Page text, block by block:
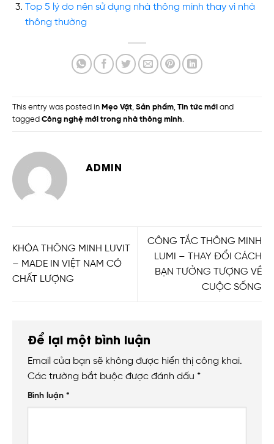
Top 5 lý do nên sử dụng nhà thông minh thay vì nhà
thông thường
This entry was posted in Mẹo Vặt, Sản phẩm, Tin tức mới and
tagged Công nghệ mới trong nhà thông minh.
ADMIN
KHÓA THÔNG MINH LUVIT
– MADE IN VIỆT NAM CÓ
CHẤT LƯỢNG
CÔNG TẮC THÔNG MINH
LUMI – THAY ĐỔI CÁCH
BẠN TƯỞNG TƯỢNG VỀ
CUỘC SỐNG
Để lại một bình luận
Email của bạn sẽ không được hiển thị công khai.
Các trường bắt buộc được đánh dấu *
Bình luận *